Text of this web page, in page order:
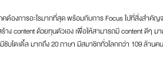
คต้องการอะไรมากที่สุด พร้อมกับการ Focus ไปที่สิ่งสำคัญ
าง content ด้วยทุนตัวเอง เพื่อให้สามารถมี content ดีๆ ม
ไตเติ้ล มากถึง 20 ภาษา มีสมาชิกทั่วโลกกว่า 109 ล้านค